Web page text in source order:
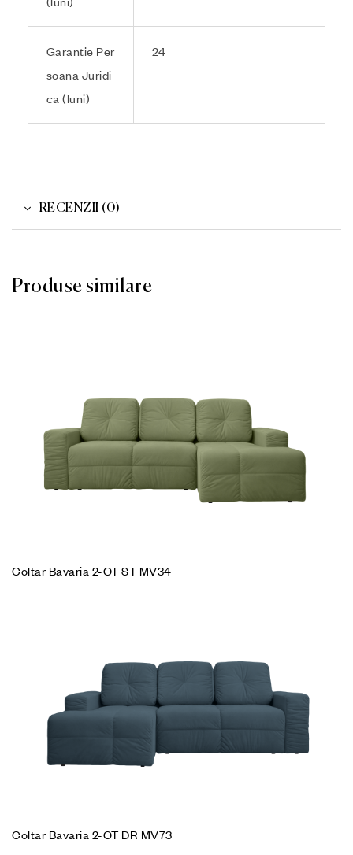
Garantie Per
soana Juridi
ca (luni)
24
RECENZII (0)
Produse similare
Coltar Bavaria 2-OT ST MV34
Coltar Bavaria 2-OT DR MV73